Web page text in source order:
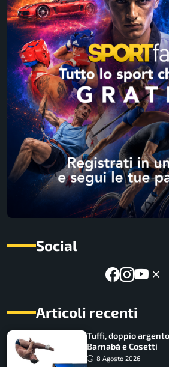
Social
Articoli recenti
Tuffi, doppio
Barnabà e Cosetti
8 Agosto 2026